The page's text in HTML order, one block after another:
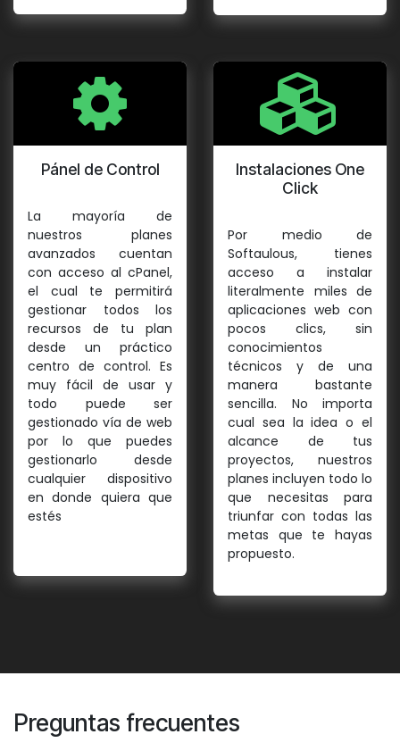
Pánel de Control
La mayoría de
nuestros planes
avanzados cuentan
con acceso al cPanel,
el cual te permitirá
gestionar todos los
recursos de tu plan
desde un práctico
centro de control. Es
muy fácil de usar y
todo puede ser
gestionado vía de web
por lo que puedes
gestionarlo desde
cualquier dispositivo
en donde quiera que
estés
Instalaciones One
Click
Por medio de
Softaulous, tienes
acceso a instalar
literalmente miles de
aplicaciones web con
pocos clics, sin
conocimientos
técnicos y de una
manera bastante
sencilla. No importa
cual sea la idea o el
alcance de tus
proyectos, nuestros
planes incluyen todo lo
que necesitas para
triunfar con todas las
metas que te hayas
propuesto.
Preguntas frecuentes